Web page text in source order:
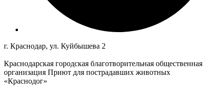
г. Краснодар, ул. Куйбышева 2
Краснодарская городская благотворительная общественная
организация Приют для пострадавших животных
«Краснодог»